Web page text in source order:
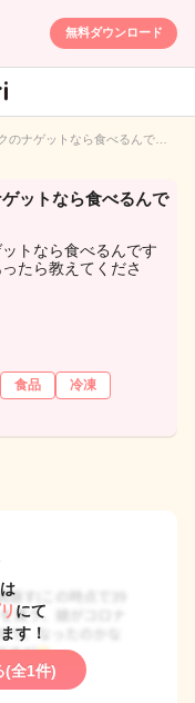
無料ダウンロード
のナゲットなら食べるんで…
ットなら食べるんで
トなら食べるんです
たら教えてくださ
食品
冷凍
にて
す！
(全1件)